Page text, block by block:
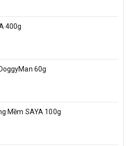
400g
60g
Mềm SAYA 100g